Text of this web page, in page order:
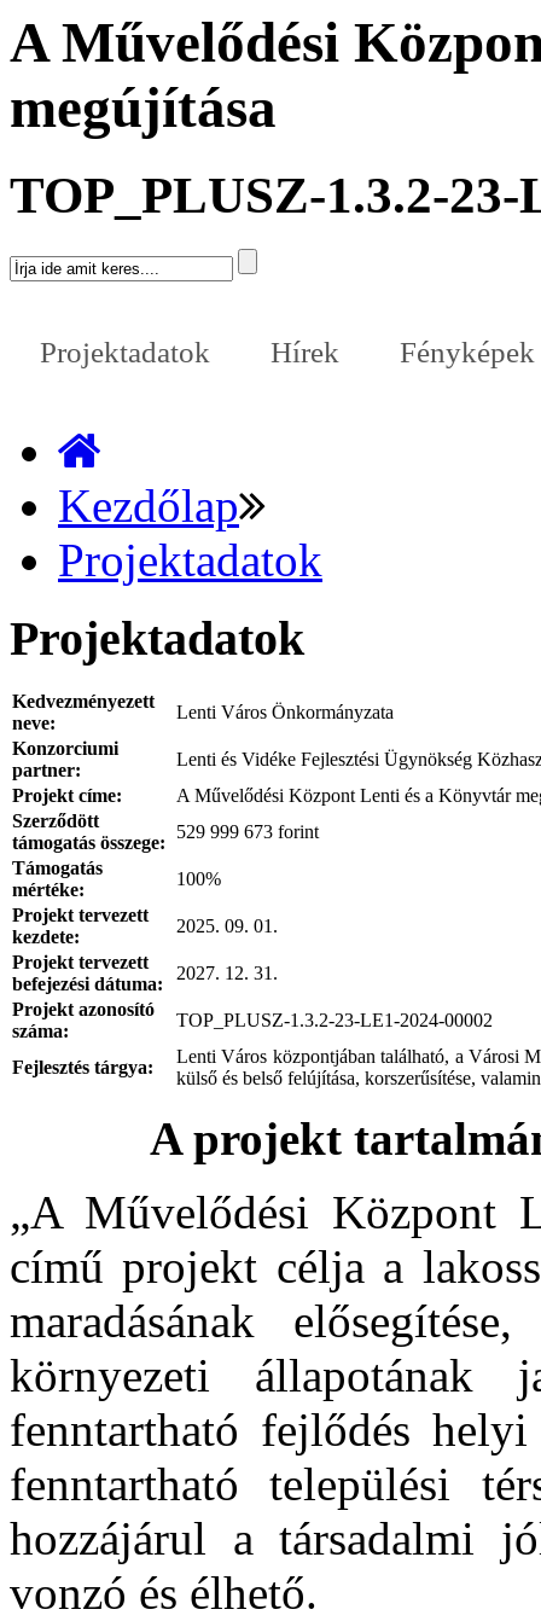
A Művelődési
megújítása
TOP_PLUSZ-1.3.2-23-
Projektadatok Hírek Fényképek
Kezdőlap
Projektadatok
Projektadatok
Kedvezményezett
neve:
Lenti Város Önkormányzata
Konzorciumi
partner:
Lenti és Vidéke Fejlesztési Ügynökség
Projekt címe:
A Művelődési Központ Lenti és a Könyvtár
Szerződött
támogatás összege:
529 999 673 forint
Támogatás
mértéke:
100%
Projekt tervezett
kezdete:
2025. 09. 01.
Projekt tervezett
befejezési dátuma:
2027. 12. 31.
Projekt azonosító
száma:
TOP_PLUSZ-1.3.2-23-LE1-2024-00002
Fejlesztés tárgya:
Lenti Város központjában található, a Városi
külső és belső felújítása, korszerűsítése,
A projekt
„A Művelődési Központ
című projekt célja a
maradásának
környezeti állapotának
fenntartható fejlődés
fenntartható települési
hozzájárul a társadalmi
vonzó és élhető.